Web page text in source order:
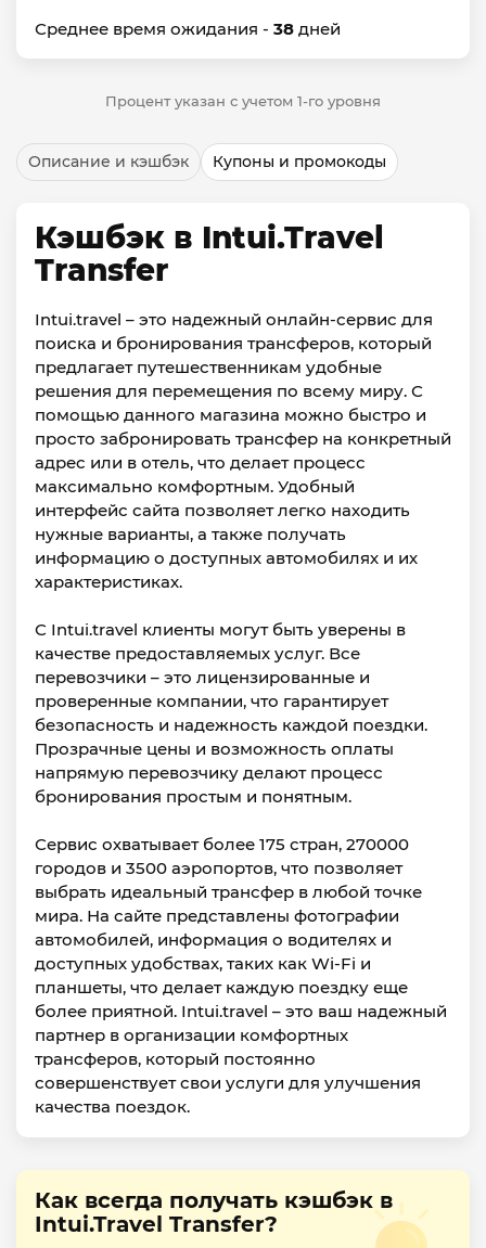
Среднее время ожидания - 38 дней
Процент указан с учетом 1-го уровня
Описание и кэшбэк Купоны и промокоды
Кэшбэк в Intui.Travel
Transfer
Intui.travel – это надежный онлайн-сервис для
поиска и бронирования трансферов, который
предлагает путешественникам удобные
решения для перемещения по всему миру. С
помощью данного магазина можно быстро и
просто забронировать трансфер на конкретный
адрес или в отель, что делает процесс
максимально комфортным. Удобный
интерфейс сайта позволяет легко находить
нужные варианты, а также получать
информацию о доступных автомобилях и их
характеристиках.
С Intui.travel клиенты могут быть уверены в
качестве предоставляемых услуг. Все
перевозчики – это лицензированные и
проверенные компании, что гарантирует
безопасность и надежность каждой поездки.
Прозрачные цены и возможность оплаты
напрямую перевозчику делают процесс
бронирования простым и понятным.
Сервис охватывает более 175 стран, 270000
городов и 3500 аэропортов, что позволяет
выбрать идеальный трансфер в любой точке
мира. На сайте представлены фотографии
автомобилей, информация о водителях и
доступных удобствах, таких как Wi-Fi и
планшеты, что делает каждую поездку еще
более приятной. Intui.travel – это ваш надежный
партнер в организации комфортных
трансферов, который постоянно
совершенствует свои услуги для улучшения
качества поездок.
Как всегда получать кэшбэк в
Intui.Travel Transfer?